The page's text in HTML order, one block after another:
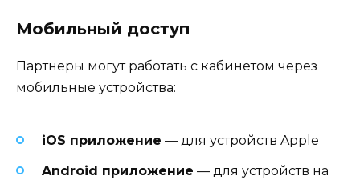
Мобильный доступ
Партнеры могут работать с кабинетом через
мобильные устройства:
iOS приложение — для устройств Apple
Android приложение — для устройств на